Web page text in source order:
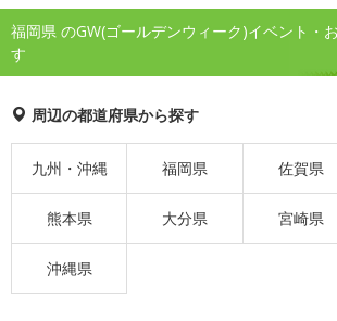
福岡県 のGW(ゴールデンウィーク)イベント・
す
周辺の都道府県から探す
九州・沖縄 福岡県 佐賀県
熊本県 大分県 宮崎県
沖縄県